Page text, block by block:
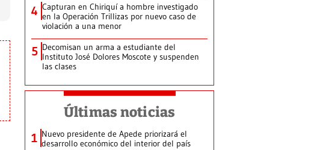
4 Capturan en Chiriquí a hombre investigado
en la Operación Trillizas por nuevo caso de
violación a una menor
5 Decomisan un arma a estudiante del
Instituto José Dolores Moscote y suspenden
las clases
Últimas noticias
1 Nuevo presidente de Apede priorizará el
desarrollo económico del interior del país